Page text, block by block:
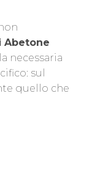
necessaria
sul
quello che